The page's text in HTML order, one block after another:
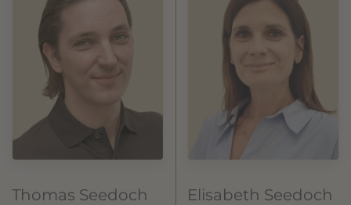
Thomas Seedoch Elisabeth Seedoch